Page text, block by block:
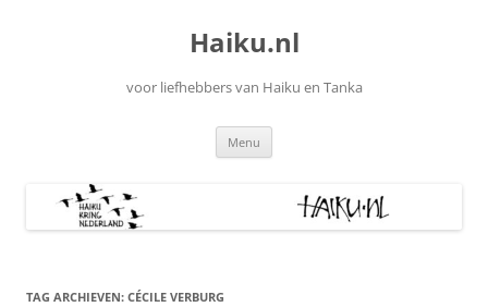
Haiku.nl
voor liefhebbers van Haiku en Tanka
Menu
TAG ARCHIEVEN: CÉCILE VERBURG